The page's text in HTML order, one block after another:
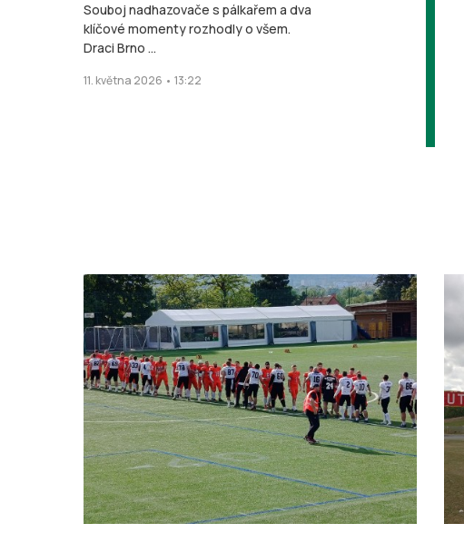
Souboj nadhazovače s pálkařem a dva
klíčové momenty rozhodly o všem.
Draci Brno ...
11. května 2026 • 13:22